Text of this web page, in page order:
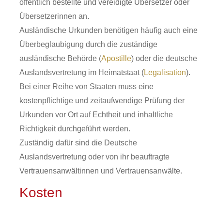
öffentlich bestellte und vereidigte Übersetzer oder
Übersetzerinnen an.
Ausländische Urkunden benötigen häufig auch eine
Überbeglaubigung durch die zuständige
ausländische Behörde (Apostille) oder die deutsche
Auslandsvertretung im Heimatstaat (Legalisation).
Bei einer Reihe von Staaten muss eine
kostenpflichtige und zeitaufwendige Prüfung der
Urkunden vor Ort auf Echtheit und inhaltliche
Richtigkeit durchgeführt werden.
Zuständig dafür sind die Deutsche
Auslandsvertretung oder von ihr beauftragte
Vertrauensanwältinnen und Vertrauensanwälte.
Kosten